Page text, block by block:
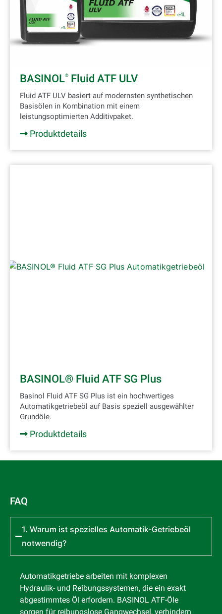
BASINOL® Fluid ATF ULV
Fluid ATF ULV basiert auf modernsten synthetischen
Basisölen in Kombination mit einem
leistungsoptimierten Additivpaket.
Produktdetails
BASINOL® Fluid ATF SG Plus
Basinol Fluid ATF SG Plus ist ein hochwertiges
Automatikgetriebeöl auf Basis speziell ausgewählter
Grundöle.
Produktdetails
FAQ
1. Warum ist spezielles Automatik-Getriebeöl
notwendig?
Automatikgetriebe arbeiten mit komplexen
Hydraulik- und Reibungssystemen, die ein exakt
abgestimmtes Öl erfordern. BASINOL ATF-Öle
sorgen für reibungslose Gangwechsel, verhindern